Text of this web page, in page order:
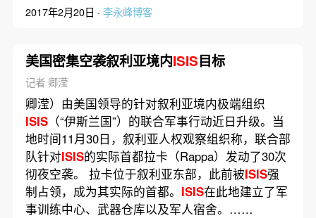
2017年2月20日 · 李永峰博客
美国密集空袭叙利亚境内ISIS目标
记者 卿滢
卿滢）由美国领导的针对叙利亚境内极端组织
ISIS（“伊斯兰国”）的联合军事行动近日升级。当
地时间11月30日，叙利亚人权观察组织称，联合部
队针对ISIS的实际首都拉卡（Rappa）发动了30次
彻夜空袭。 拉卡位于叙利亚东部，此前被ISIS强
制占领，成为其实际的首都。 ISIS在此地建立了军
事训练中心、武器仓库以及军人宿舍。……